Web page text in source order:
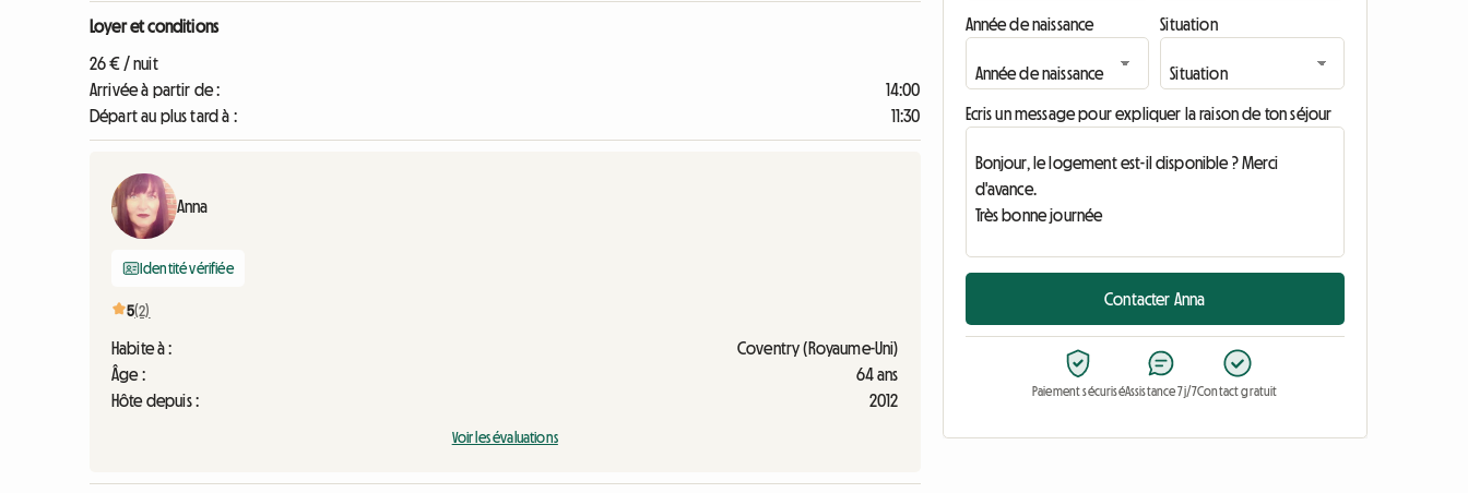
Loyer et conditions
26 € / nuit
Arrivée à partir de :
14:00
Départ au plus tard à :
11:30
Anna
Identité vérifiée
5(2)
Habite à :
Coventry (Royaume-Uni)
Âge :
64 ans
Hôte depuis :
2012
Voir les évaluations
Année de naissance Situation
Ecris un message pour expliquer la raison de ton séjour
Contacter Anna
Paiement sécuriséAssistance 7j/7Contact gratuit